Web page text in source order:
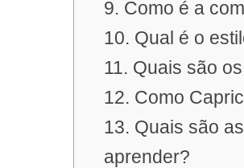
9. Como é a
10. Qual é o
11. Quais são
12. Como
13. Quais são
aprender?